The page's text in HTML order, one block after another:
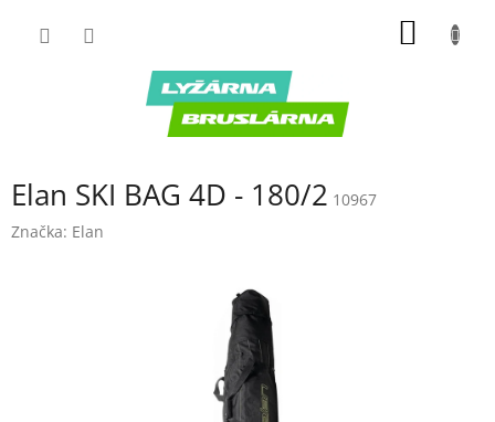
Elan SKI BAG 4D - 180/2 10967
Značka: Elan